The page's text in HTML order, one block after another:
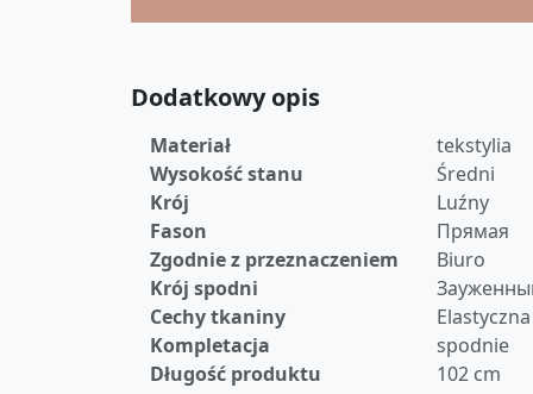
Dodatkowy opis
Materiał
tekstylia
Wysokość stanu
Średni
Krój
Luźny
Fason
Прямая
Zgodnie z przeznaczeniem
Biuro
Krój spodni
Cechy tkaniny
Elastyczna
Kompletacja
spodnie
Długość produktu
102 cm